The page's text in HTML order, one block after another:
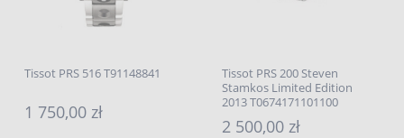
Tissot PRS 516 T91148841
1 750,00 zł
Tissot PRS 200 Steven
Stamkos Limited Edition
2013 T0674171101100
2 500,00 zł